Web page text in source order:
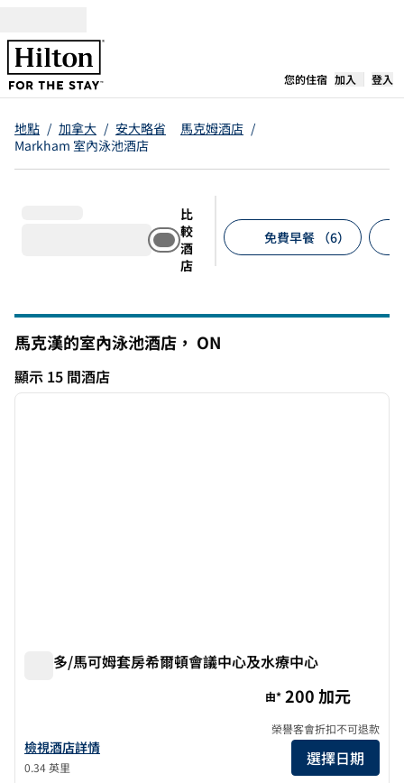
您的住宿，開啟新分
加入 登入
地點 / 加拿大 / 安大略省 馬克姆酒店 /
Markham 室內泳池酒店
比
較
酒
店
免費早餐 （6）
馬克漢的室內泳池酒店， ON
顯示 15 間酒店
顯示 15 間酒店
第 1 頁，共 12 頁
下一
多倫多/馬可姆套房希爾頓會議中心及水療中心
查看多倫多/馬可姆套房會議中心及水療中心希爾頓酒店詳情
檢視酒店詳情
0.34 英里
由* 200 加元
榮譽客會折扣不可退款
選擇日期